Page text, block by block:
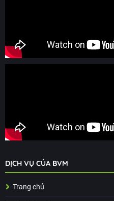
DỊCH VỤ CỦA BVM
Trang chủ